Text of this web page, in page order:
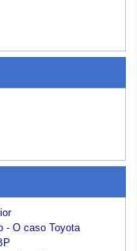
- O caso Toyota